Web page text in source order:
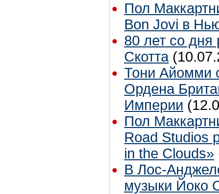
Пол
Bon Jovi в
80 лет со
Скотта
Тони Айомми
Ордена
Империи
Пол
Road Studios
in the Clouds»
В Лос-
музыки Йоко